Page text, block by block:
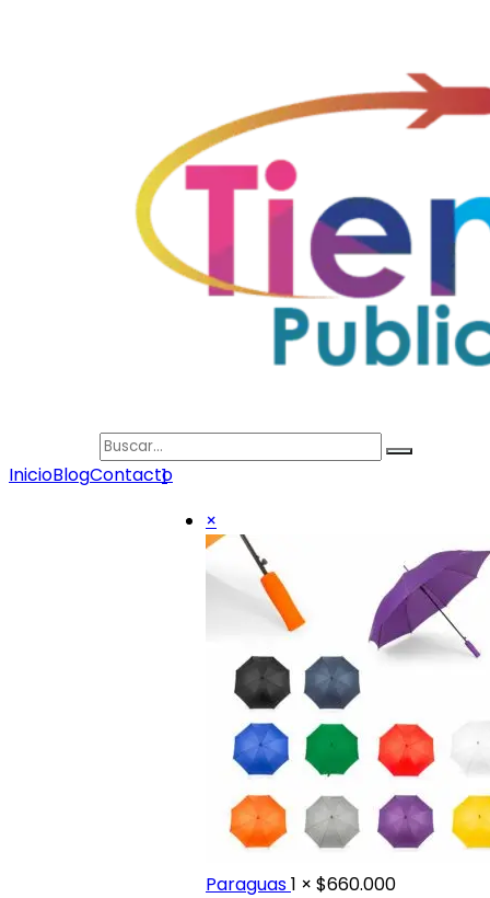
Search
InicioBlogContacto
1
×
Paraguas1 × $660.000